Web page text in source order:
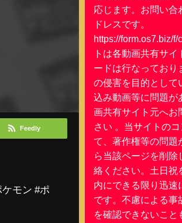
Feedly
モン #ポ
応じます。お問い合
ドレスです。
https://form.os7.biz/f/
トは各動画共有サイ
ードは行なっており
の侵害を目的として
込み動画等に問題が
画共有サイト元へお
さい 。当サイトの
て、著作権等の問題
ら当該ページを削除
絡ください。土日祝
内にできる限り迅速
です。不慮による事
を確認できないこと